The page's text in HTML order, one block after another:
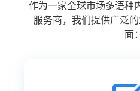
作为一家全球市场多语种
服务商，我们提供广泛
面：